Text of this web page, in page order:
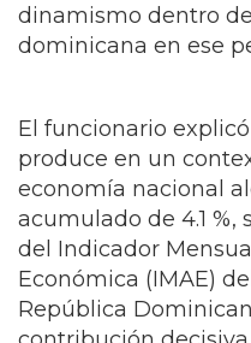
dinamismo dentro
dominicana en ese
El funcionario
produce en un
economía nacional
acumulado de 4.1
del Indicador
Económica (IMAE)
República